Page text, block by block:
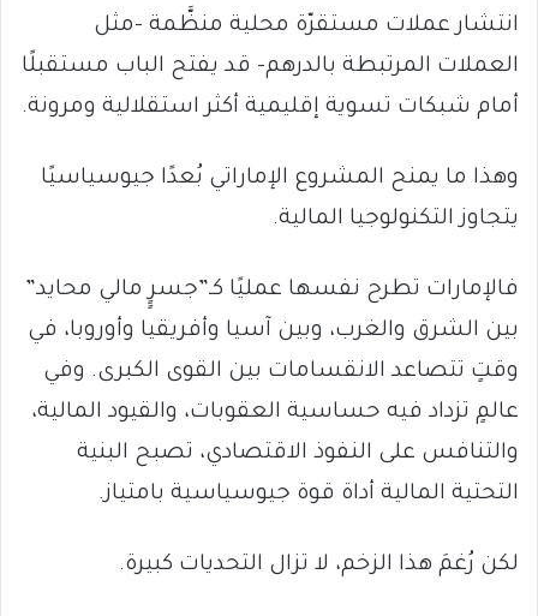
انتشار عملات مستقرّة محلية منظَّمة –مثل
العملات المرتبطة بالدرهم– قد يفتح الباب مستقبلًا
أمام شبكات تسوية إقليمية أكثر استقلالية ومرونة.
وهذا ما يمنح المشروع الإماراتي بُعدًا جيوسياسيًا
يتجاوز التكنولوجيا المالية.
فالإمارات تطرح نفسها عمليًا كـ”جسرٍٍ مالي محايد”
بين الشرق والغرب، وبين آسيا وأفريقيا وأوروبا، في
وقتٍ تتصاعد الانقسامات بين القوى الكبرى. وفي
عالمٍ تزداد فيه حساسية العقوبات، والقيود المالية،
والتنافس على النفوذ الاقتصادي، تصبح البنية
التحتية المالية أداة قوة جيوسياسية بامتياز.
لكن رُغمَ هذا الزخم، لا تزال التحديات كبيرة.